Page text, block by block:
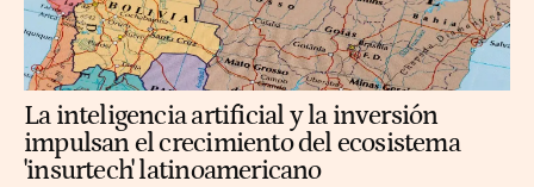
La inteligencia artificial y la inversión
impulsan el crecimiento del ecosistema
'insurtech' latinoamericano